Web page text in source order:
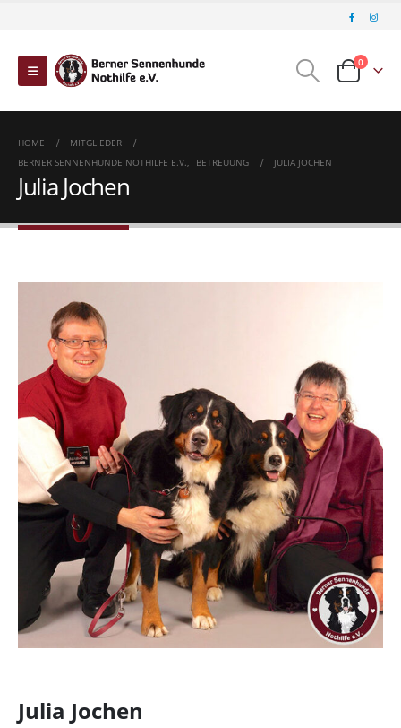
0
HOME
MITGLIEDER
BERNER SENNENHUNDE NOTHILFE E.V., BETREUUNG JULIA JOCHEN
Julia Jochen
Julia Jochen